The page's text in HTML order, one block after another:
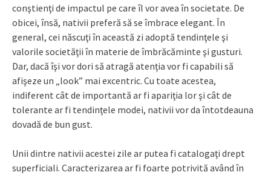
conştienţi de impactul pe care îl vor avea în societate. De
obicei, însă, nativii preferă să se îmbrace elegant. În
general, cei născuţi în această zi adoptă tendinţele şi
valorile societăţii în materie de îmbrăcăminte şi gusturi.
Dar, dacă îşi vor dori să atragă atenţia vor fi capabili să
afişeze un „look” mai excentric. Cu toate acestea,
indiferent cât de importantă ar fi apariţia lor şi cât de
tolerante ar fi tendinţele modei, nativii vor da întotdeauna
dovadă de bun gust.
Unii dintre nativii acestei zile ar putea fi catalogaţi drept
superficiali. Caracterizarea ar fi foarte potrivită având în